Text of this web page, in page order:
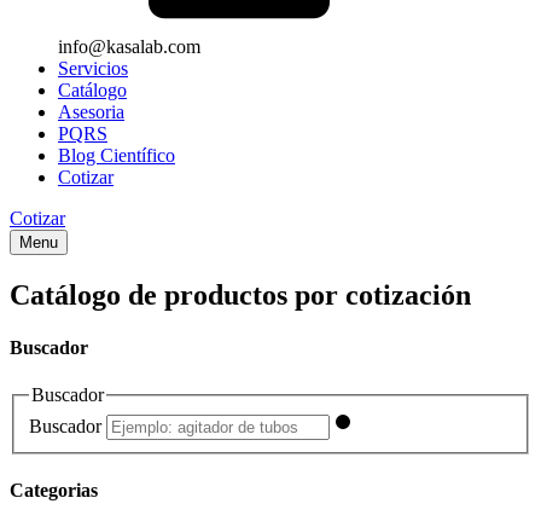
info@kasalab.com
Servicios
Catálogo
Asesoria
PQRS
Blog Científico
Cotizar
Cotizar
Menu
Catálogo de productos por cotización
Buscador
Buscador
Buscador
Categorias